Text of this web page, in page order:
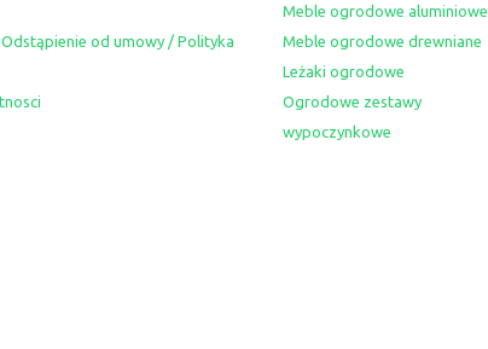
od umowy / Polityka
Meble ogrodowe aluminiowe
Meble ogrodowe drewniane
Leżaki ogrodowe
Ogrodowe zestawy
wypoczynkowe